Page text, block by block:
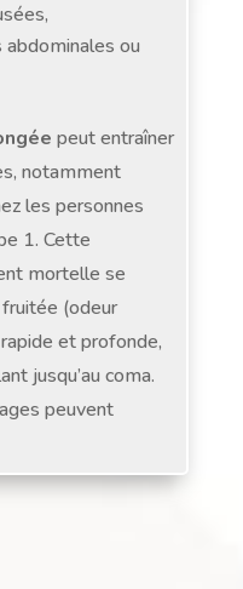
ou
peut entraîner
notamment
les personnes
1. Cette
mortelle se
(odeur
et profonde,
jusqu’au coma.
peuvent